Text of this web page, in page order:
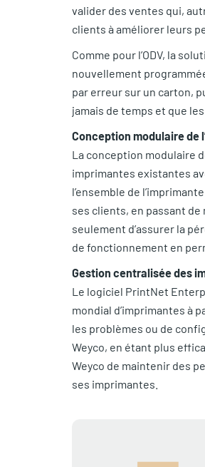
valider des ventes qui,
clients à améliorer leurs
Comme pour l’ODV, la
nouvellement
par erreur sur un carton,
jamais de temps et que
Conception modulaire de
La conception modulaire
imprimantes existantes
l’ensemble de
ses clients, en passant de
seulement d’assurer la
de fonctionnement en
Gestion centralisée des
Le logiciel PrintNet
mondial d’imprimantes à
les problèmes ou de
Weyco, en étant plus
Weyco de maintenir des
ses imprimantes.